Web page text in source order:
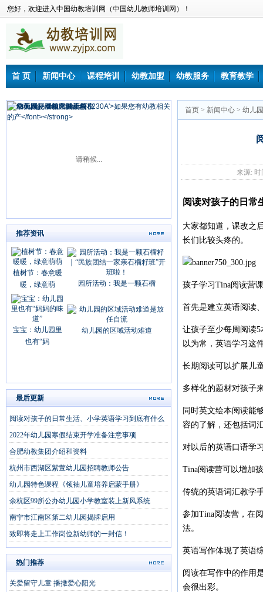
您好，欢迎进入中国幼教培训网（中国幼儿教师培训网）！
首 页 新闻中心 课程培训 幼教加盟 幼教服务 教育教学
请稍候...
推荐资讯
植树节：春意暖
暖，绿意萌
园所活动：我是一颗石榴
宝宝：幼儿园里
也有“妈
幼儿园的区域活动难道
最后更新
阅读对孩子的日常生活、小学英语学习到底有什么
2022年幼儿园寒假结束开学准备注意事项
合肥幼教集团介绍和资料
杭州市西湖区紫萱幼儿园招聘教师公告
幼儿园特色课程《领袖儿童培养启蒙手册》
余杭区99所公办幼儿园小学教室装上新风系统
南宁市江南区第二幼儿园揭牌启用
致即将走上工作岗位新幼师的一封信！
热门推荐
关爱留守儿童 播撒爱心阳光
首页 > 新闻中心 > 幼儿
来源: 时
阅读对孩子的日常
大家都知道，课改之
长们比较头疼的。
孩子学习Tina阅读营
首先是建立英语阅读
让孩子至少每周阅读
以为常，英语学习这
长期阅读可以扩展儿
多样化的题材对孩子
同时英文绘本阅读能
容的了解，还包括词
对以后的英语口语学
Tina阅读营可以增加
传统的英语词汇教学
参加Tina阅读营，在
法。
英语写作体现了英语
阅读在写作中的作用
会很出彩。